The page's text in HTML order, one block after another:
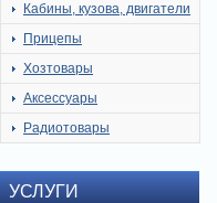
Кабины, кузова, двигатели
Прицепы
Хозтовары
Аксессуары
Радиотовары
УСЛУГИ